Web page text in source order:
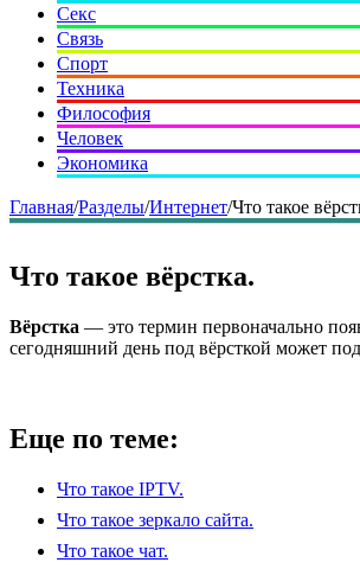
Секс
Связь
Спорт
Техника
Философия
Человек
Экономика
Главная/Разделы/Интернет/Что такое
Что такое вёрстка.
Вёрстка — это термин первоначально
сегодняшний день под вёрсткой может
Еще по теме:
Что такое IPTV.
Что такое зеркало сайта.
Что такое чат.